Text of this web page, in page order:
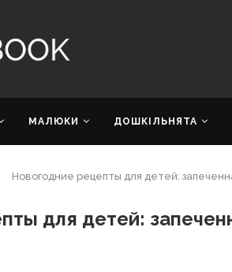
МАЛЮКИ ДОШКІЛЬНЯТА
Новогодние рецепты для детей:
для детей: